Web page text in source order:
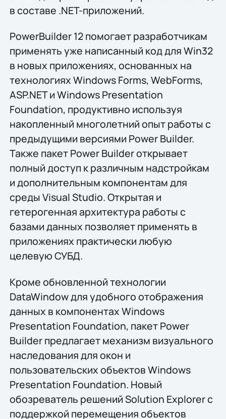
в составе .NET-приложений.
PowerBuilder 12 помогает разработчикам
применять уже написанный код для Win32
в новых приложениях, основанных на
технологиях Windows Forms, WebForms,
ASP.NET и Windows Presentation
Foundation, продуктивно используя
накопленный многолетний опыт работы с
предыдущими версиями Power Builder.
Также пакет Power Builder открывает
полный доступ к различным надстройкам
и дополнительным компонентам для
среды Visual Studio. Открытая и
гетерогенная архитектура работы с
базами данных позволяет применять в
приложениях практически любую
целевую СУБД.
Кроме обновленной технологии
DataWindow для удобного отображения
данных в компонентах Windows
Presentation Foundation, пакет Power
Builder предлагает механизм визуального
наследования для окон и
пользовательских объектов Windows
Presentation Foundation. Новый
обозреватель решений Solution Explorer с
поддержкой перемещения объектов